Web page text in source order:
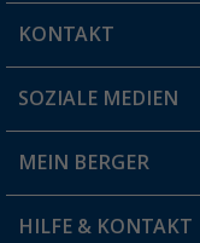
KONTAKT
Du hast eine Frage?
Filiale finden
SOZIALE MEDIEN
MEIN BERGER
Vorteilskarte
HILFE & KONTAKT